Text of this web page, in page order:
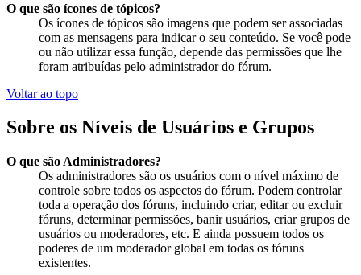
O que são ícones de tópicos?
Os ícones de tópicos são imagens que podem ser associadas
com as mensagens para indicar o seu conteúdo. Se você pode
ou não utilizar essa função, depende das permissões que lhe
foram atribuídas pelo administrador do fórum.
Voltar ao topo
Sobre os Níveis de Usuários e Grupos
O que são Administradores?
Os administradores são os usuários com o nível máximo de
controle sobre todos os aspectos do fórum. Podem controlar
toda a operação dos fóruns, incluindo criar, editar ou excluir
fóruns, determinar permissões, banir usuários, criar grupos de
usuários ou moderadores, etc. E ainda possuem todos os
poderes de um moderador global em todas os fóruns
existentes.